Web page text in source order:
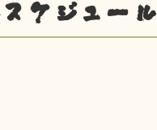
ケジュール